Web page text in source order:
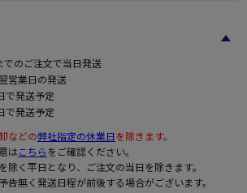
でのご注文で当日発送
営業日の発送
で発送予定
で発送予定
などの弊社指定の休業日を除きます。
はこちらをご確認ください。
く平日となり、ご注文の当日を除きます。
無く発送日程が前後する場合がございます。